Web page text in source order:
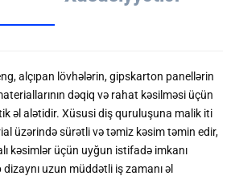
alçıpan lövhələrin, gipskarton panellərin
dəqiq və rahat kəsilməsi üçün
əl alətidir. Xüsusi diş quruluşuna malik iti
üzərində sürətli və təmiz kəsim təmin edir,
kəsimlər üçün uyğun istifadə imkanı
uzun müddətli iş zamanı əl